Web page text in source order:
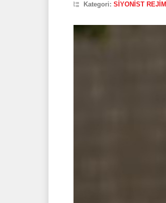
Kategori: SİYONİST REJİM